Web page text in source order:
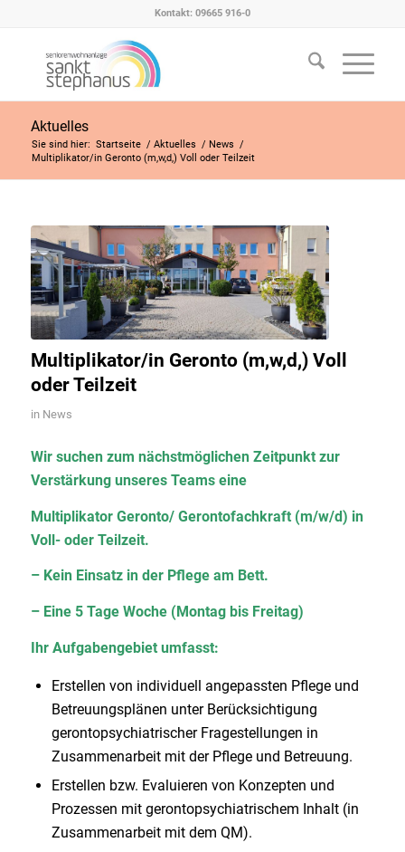
Kontakt: 09665 916-0
Aktuelles
Sie sind hier: Startseite / Aktuelles / News /
Multiplikator/in Geronto (m,w,d,) Voll oder Teilzeit
Multiplikator/in Geronto (m,w,d,) Voll
oder Teilzeit
in News
Wir suchen zum nächstmöglichen Zeitpunkt zur
Verstärkung unseres Teams eine
Multiplikator Geronto/ Gerontofachkraft (m/w/d) in
Voll- oder Teilzeit.
– Kein Einsatz in der Pflege am Bett.
– Eine 5 Tage Woche (Montag bis Freitag)
Ihr Aufgabengebiet umfasst:
Erstellen von individuell angepassten Pflege und
Betreuungsplänen unter Berücksichtigung
gerontopsychiatrischer Fragestellungen in
Zusammenarbeit mit der Pflege und Betreuung.
Erstellen bzw. Evaluieren von Konzepten und
Prozessen mit gerontopsychiatrischem Inhalt (in
Zusammenarbeit mit dem QM).